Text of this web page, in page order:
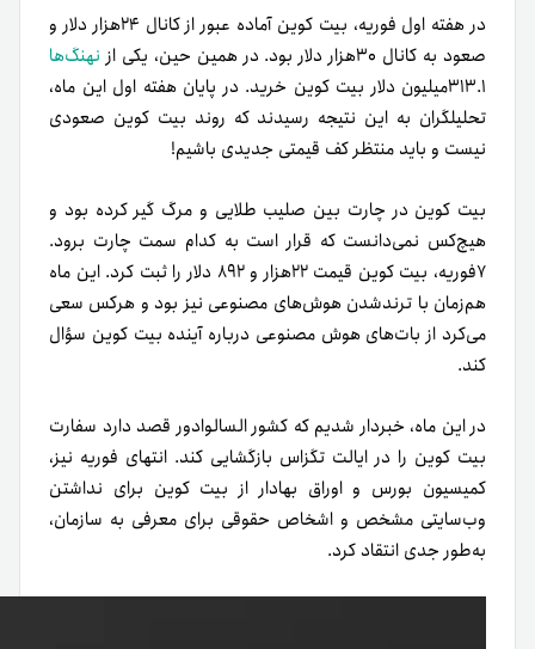
در هفته اول فوریه، بیت کوین آماده عبور از کانال ۲۴هزار دلار و
صعود به کانال ۳۰هزار دلار بود. در همین حین، یکی از
نهنگ­‌ها
۳۱۳.۱میلیون دلار بیت کوین خرید. در پایان هفته اول این ماه،
تحلیل­گران به این نتیجه رسیدند که روند بیت کوین صعودی
نیست و باید منتظر کف قیمتی جدیدی باشیم!
بیت کوین در چارت بین صلیب طلایی و مرگ گیر کرده بود و
هیچ‌کس نمی‌­دانست که قرار است به کدام سمت چارت برود.
۷فوریه، بیت کوین قیمت ۲۲هزار و ۸۹۲ دلار را ثبت کرد. این ماه
هم‌زمان با ترند­شدن هوش­‌های مصنوعی نیز بود و هر‌کس سعی
می­‌کرد از بات‌­های هوش مصنوعی درباره آینده بیت کوین سؤال
کند.
در این ماه، خبردار شدیم که کشور ال­سالوادور قصد دارد سفارت
بیت کوین را در ایالت تگزاس بازگشایی کند. انتهای فوریه نیز،
کمیسیون بورس و اوراق بهادار از بیت کوین برای نداشتن
وب‌سایتی مشخص و اشخاص حقوقی برای معرفی به سازمان،
به‌طور جدی انتقاد کرد.